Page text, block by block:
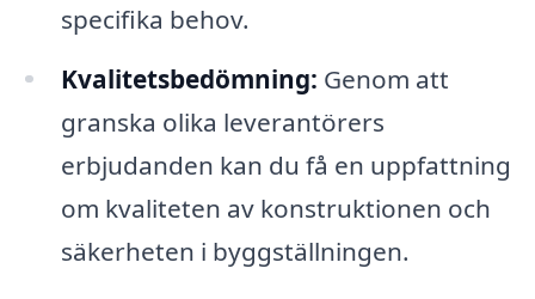
specifika behov.
Kvalitetsbedömning: Genom att
granska olika leverantörers
erbjudanden kan du få en uppfattning
om kvaliteten av konstruktionen och
säkerheten i byggställningen.